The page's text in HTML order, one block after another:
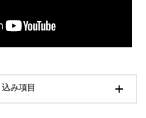
み項目